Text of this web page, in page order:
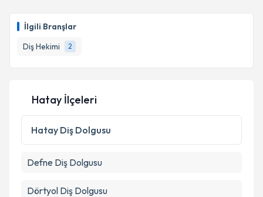
İlgili Branşlar
Diş Hekimi
2
Hatay İlçeleri
Hatay Diş Dolgusu
Defne Diş Dolgusu
Dörtyol Diş Dolgusu